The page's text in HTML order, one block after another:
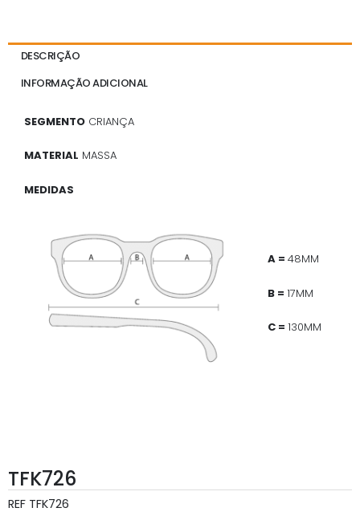
DESCRIÇÃO
INFORMAÇÃO ADICIONAL
SEGMENTO CRIANÇA
MATERIAL MASSA
MEDIDAS
A = 48MM
B = 17MM
C = 130MM
TFK726
REF TFK726